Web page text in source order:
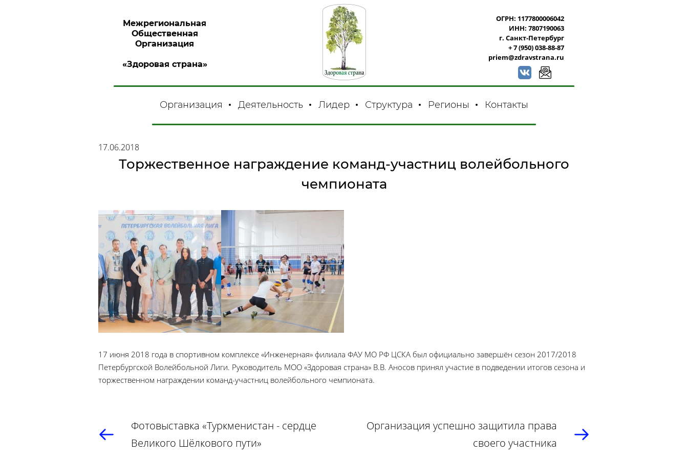
Межрегиональная
Общественная
Организация
«Здоровая страна»
ОГРН: 1177800006042
ИНН: 7807190063
г. Санкт-Петербург
+ 7 (950) 038-88-87
priem@zdravstrana.ru
Организация Деятельность Лидер Структура Регионы Контакты
17.06.2018
Торжественное награждение команд-участниц волейбольного
чемпионата
17 июня 2018 года в спортивном комплексе «Инженерная» филиала ФАУ МО РФ ЦСКА был официально завершён сезон 2017/2018
Петербургской Волейбольной Лиги. Руководитель МОО «Здоровая страна» В.В. Аносов принял участие в подведении итогов сезона и
торжественном награждении команд-участниц волейбольного чемпионата.
Фотовыставка «Туркменистан - сердце
Великого Шёлкового пути»
Организация успешно защитила права
своего участника